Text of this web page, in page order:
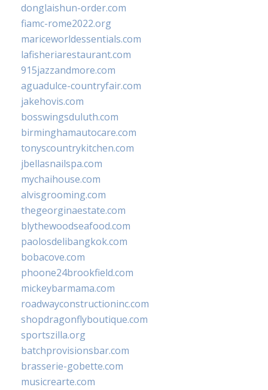
donglaishun-order.com
fiamc-rome2022.org
mariceworldessentials.com
lafisheriarestaurant.com
915jazzandmore.com
aguadulce-countryfair.com
jakehovis.com
bosswingsduluth.com
birminghamautocare.com
tonyscountrykitchen.com
jbellasnailspa.com
mychaihouse.com
alvisgrooming.com
thegeorginaestate.com
blythewoodseafood.com
paolosdelibangkok.com
bobacove.com
phoone24brookfield.com
mickeybarmama.com
roadwayconstructioninc.com
shopdragonflyboutique.com
sportszilla.org
batchprovisionsbar.com
brasserie-gobette.com
musicrearte.com